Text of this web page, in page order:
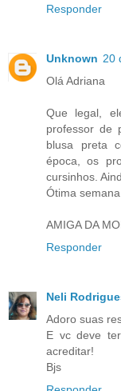
Responder
Unknown 20
Olá Adriana
Que legal,
professor de
blusa preta
época, os
cursinhos.
Ótima
AMIGA DA
Responder
Neli
Adoro suas
E vc deve
acreditar!
Bjs